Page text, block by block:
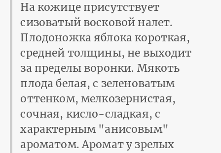
На кожице присутствует
сизоватый восковой налет.
Плодоножка яблока короткая,
средней толщины, не выходит
за пределы воронки. Мякоть
плода белая, с зеленоватым
оттенком, мелкозернистая,
сочная, кисло-сладкая, с
характерным "анисовым"
ароматом. Аромат у зрелых